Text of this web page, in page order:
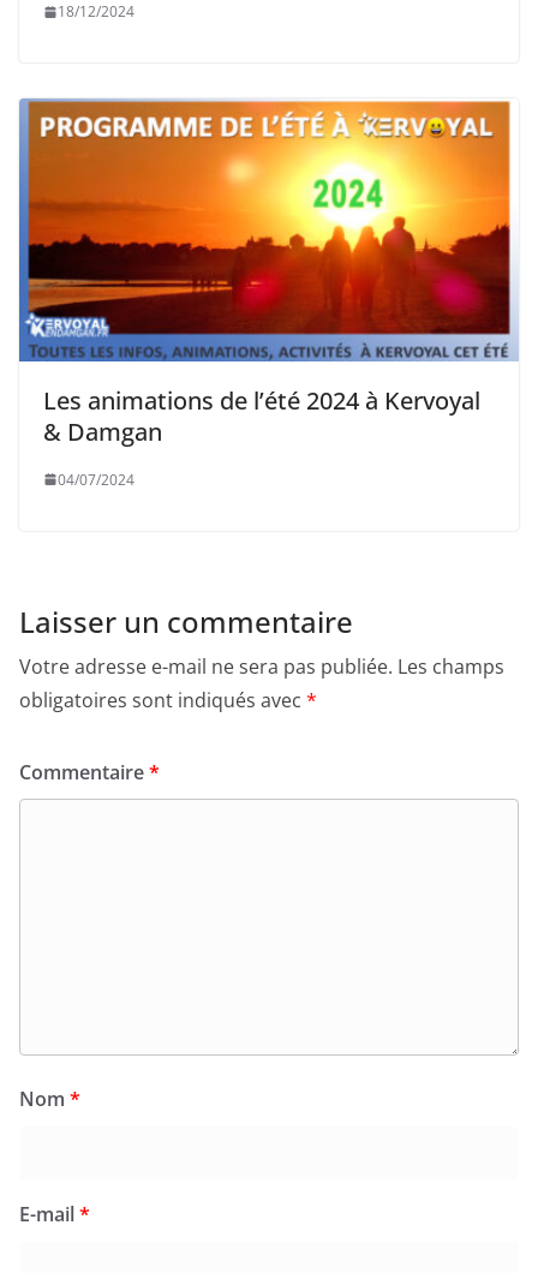
18/12/2024
Les animations de l’été 2024 à Kervoyal
& Damgan
04/07/2024
Laisser un commentaire
Votre adresse e-mail ne sera pas publiée. Les champs
obligatoires sont indiqués avec *
Commentaire*
Nom *
E-mail*